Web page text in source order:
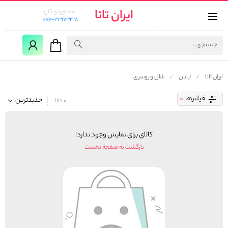
ایران تانا
مشاوره رایگان:
087-33173228
ایران تانا لباس شال و روسری
فیلترها جدیدترین 0 کالا
کالای برای نمایش وجود ندارد!
بازگشت به صفحه نخست